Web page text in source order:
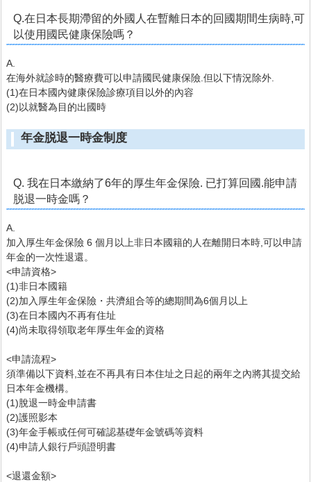
Q.在日本長期滯留的外國人在暫離日本的回國期間生病時,可
以使用國民健康保險嗎？
A.
在海外就診時的醫療費可以申請國民健康保險.但以下情況除外.
(1)在日本國內健康保險診療項目以外的內容
(2)以就醫為目的出國時
年金脱退一時金制度
Q. 我在日本繳納了6年的厚生年金保險. 已打算回國.能申請
脱退一時金嗎？
A.
加入厚生年金保險 6 個月以上非日本國籍的人在離開日本時,可以申請
年金的一次性退還。
<申請資格>
(1)非日本國籍
(2)加入厚生年金保險・共濟組合等的總期間為6個月以上
(3)在日本國內不再有住址
(4)尚未取得領取老年厚生年金的資格
<申請流程>
須準備以下資料,並在不再具有日本住址之日起的兩年之內將其提交給
日本年金機構。
(1)脫退一時金申請書
(2)護照影本
(3)年金手帳或任何可確認基礎年金號碼等資料
(4)申請人銀行戶頭證明書
<退還金額>